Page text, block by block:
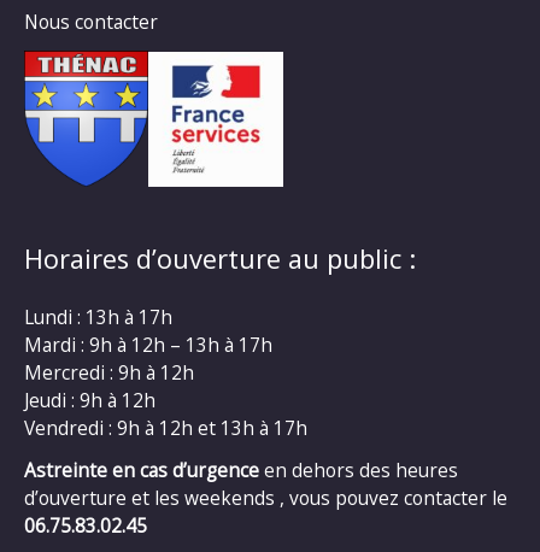
Nous contacter
Horaires d’ouverture au public :
Lundi : 13h à 17h
Mardi : 9h à 12h – 13h à 17h
Mercredi : 9h à 12h
Jeudi : 9h à 12h
Vendredi : 9h à 12h et 13h à 17h
Astreinte en cas d’urgenceen dehors des heures
d’ouverture et les weekends , vous pouvez contacter le
06.75.83.02.45